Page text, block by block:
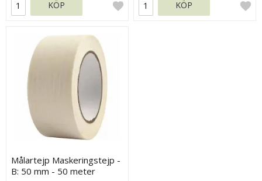
KÖP KÖP
Målartejp Maskeringstejp -
B: 50 mm - 50 meter